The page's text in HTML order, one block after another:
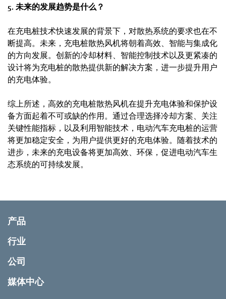
5. 未来的发展趋势是什么？
在充电桩技术快速发展的背景下，对散热系统的要求也在不
断提高。未来，充电桩散热风机将朝着高效、智能与集成化
的方向发展。创新的冷却材料、智能控制技术以及更紧凑的
设计将为充电桩的散热提供新的解决方案，进一步提升用户
的充电体验。
综上所述，高效的充电桩散热风机在提升充电体验和保护设
备方面起着不可或缺的作用。通过合理选择冷却方案、关注
关键性能指标，以及利用智能技术，电动汽车充电桩的运营
将更加稳定安全，为用户提供更好的充电体验。随着技术的
进步，未来的充电设备将更加高效、环保，促进电动汽车生
态系统的可持续发展。
产品
行业
公司
媒体中心